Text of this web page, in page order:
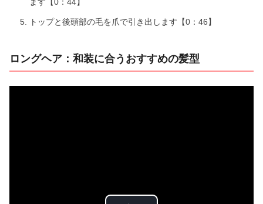
トップと後頭部の毛を爪で引き出します【0：46】
ロングヘア：和装に合うおすすめの髪型